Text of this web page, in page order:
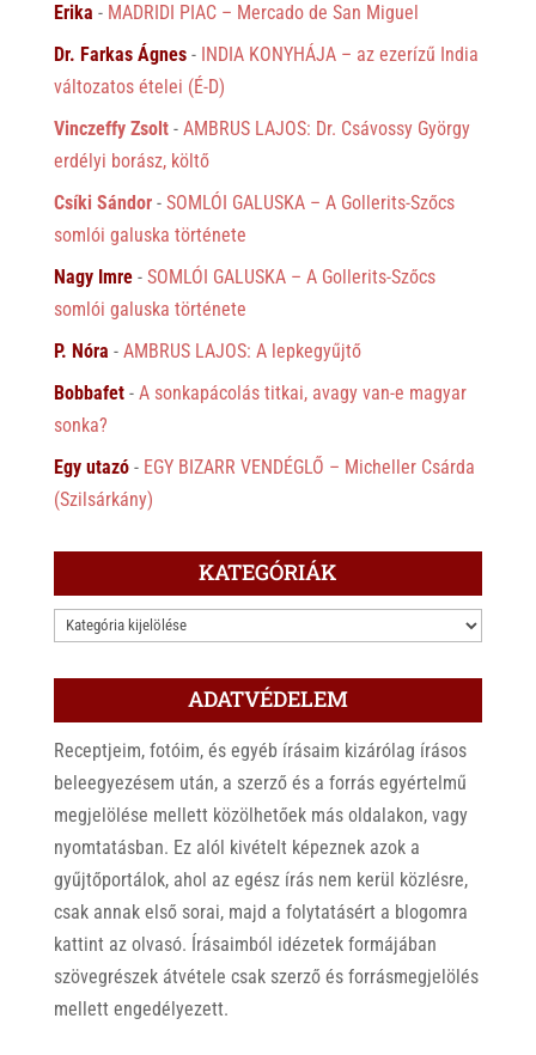
Erika - MADRIDI PIAC – Mercado de San Miguel
Dr. Farkas Ágnes- INDIA KONYHÁJA – az ezerízű India
változatos ételei (É-D)
Vinczeffy Zsolt- AMBRUS LAJOS: Dr. Csávossy György
erdélyi borász, költő
Csíki Sándor- SOMLÓI GALUSKA – A Gollerits-Szőcs
somlói galuska története
Nagy Imre- SOMLÓI GALUSKA – A Gollerits-Szőcs
somlói galuska története
P. Nóra - AMBRUS LAJOS: A lepkegyűjtő
Bobbafet- A sonkapácolás titkai, avagy van-e magyar
sonka?
Egy utazó- EGY BIZARR VENDÉGLŐ – Micheller Csárda
(Szilsárkány)
KATEGÓRIÁK
KATEGÓRIÁK
ADATVÉDELEM
Receptjeim, fotóim, és egyéb írásaim kizárólag írásos
beleegyezésem után, a szerző és a forrás egyértelmű
megjelölése mellett közölhetőek más oldalakon, vagy
nyomtatásban. Ez alól kivételt képeznek azok a
gyűjtőportálok, ahol az egész írás nem kerül közlésre,
csak annak első sorai, majd a folytatásért a blogomra
kattint az olvasó. Írásaimból idézetek formájában
szövegrészek átvétele csak szerző és forrásmegjelölés
mellett engedélyezett.